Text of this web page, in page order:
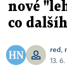
nové
co
red,
13.